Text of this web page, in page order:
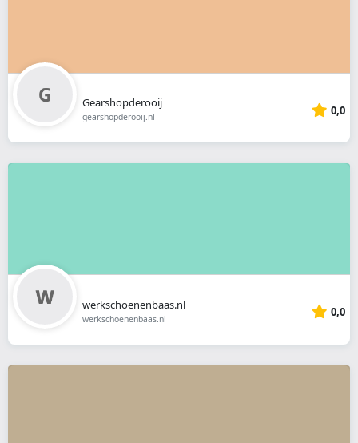
Gearshopderooij
gearshopderooij.nl 0,0
werkschoenenbaas.nl
werkschoenenbaas.nl 0,0